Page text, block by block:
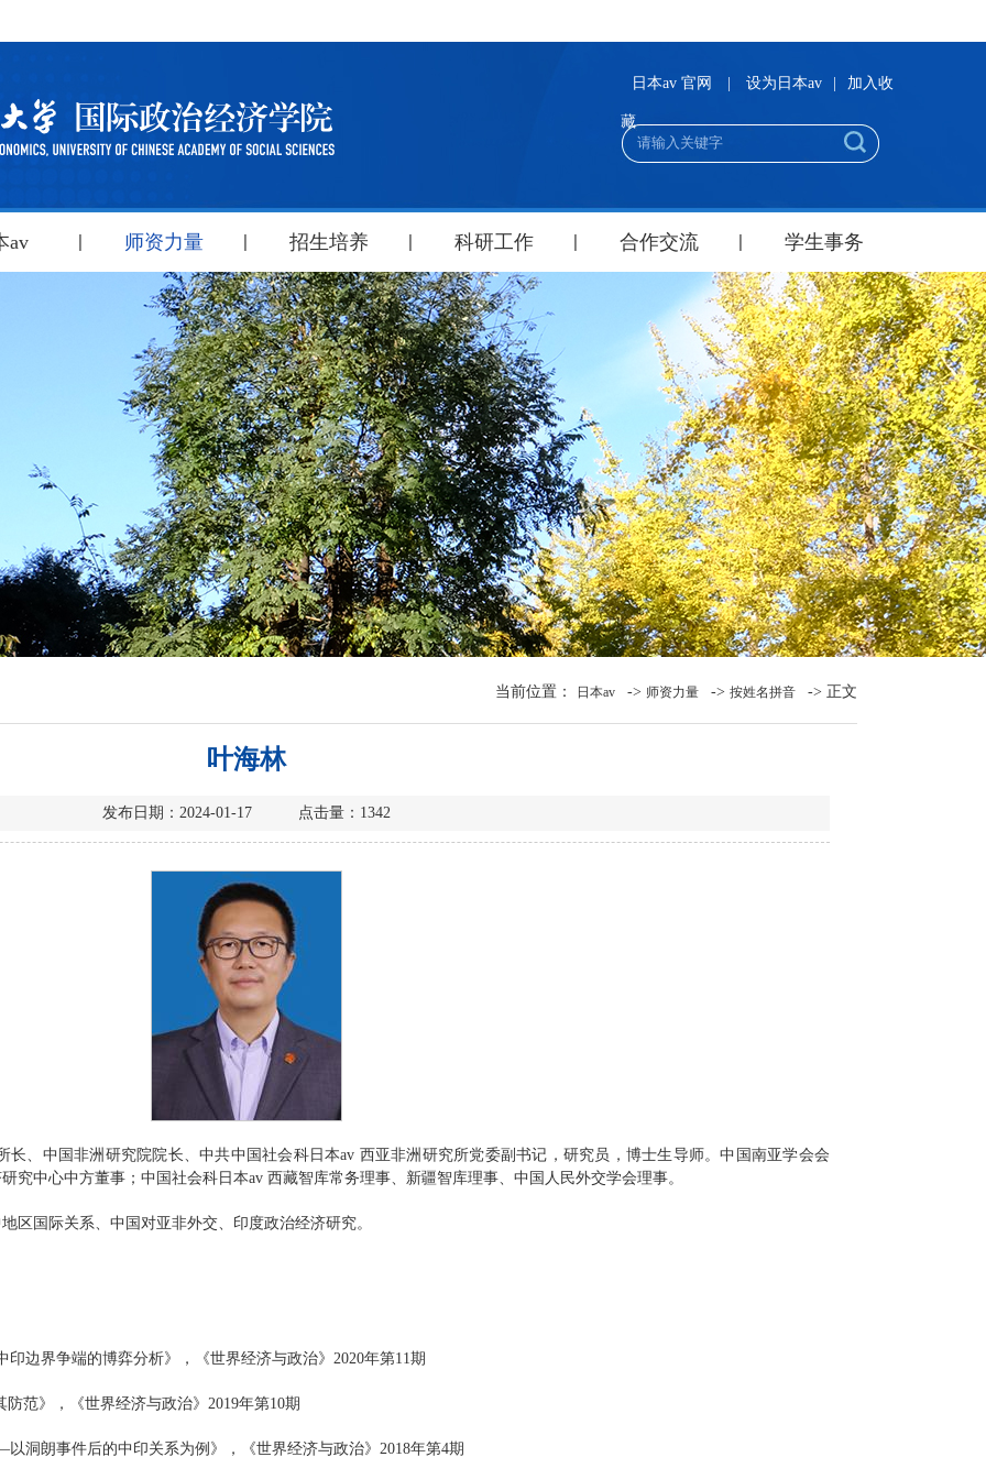
日本av 官网 设为日本av 加入收
藏
av 师资力量 招生培养 科研工作 合作交流 学生事务
当前位置： 日本av -> 师资力量 -> 按姓名拼音 -> 正文
叶海林
发布日期：2024-01-17 点击量： 1342
长、中国非洲研究院院长、中共中国社会科日本av 西亚非洲研究所党委副书记，研究员，博士生导师。中国南亚学会会
究中心中方董事；中国社会科日本av 西藏智库常务理事、新疆智库理事、中国人民外交学会理事。
区国际关系、中国对亚非外交、印度政治经济研究。
边界争端的博弈分析》，《世界经济与政治》2020年第11期
范》，《世界经济与政治》2019年第10期
洞朗事件后的中印关系为例》，《世界经济与政治》2018年第4期